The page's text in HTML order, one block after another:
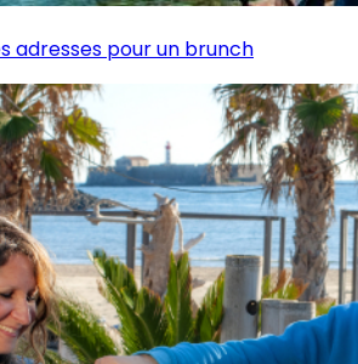
adresses pour un brunch